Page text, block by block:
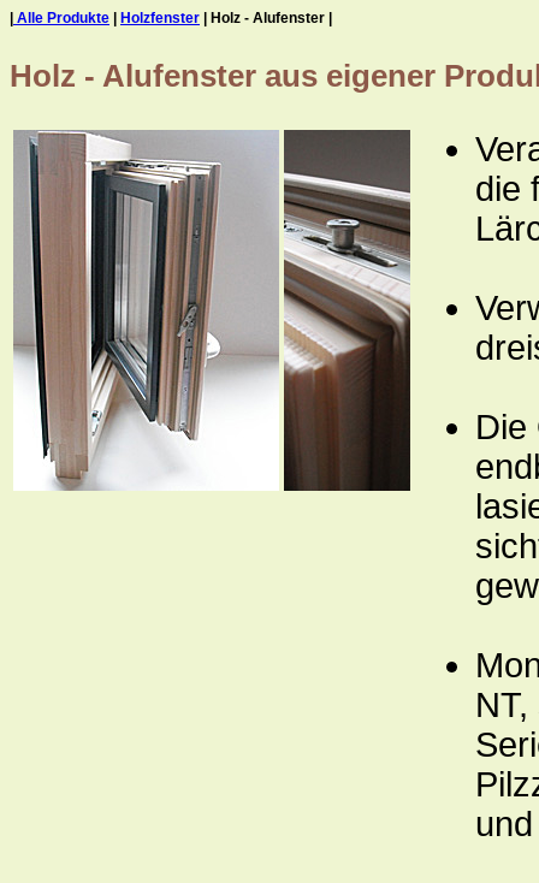
Alle Produkte Holzfenster | Holz - Alufenster |
Holz - Alufenster aus eigener
die
Die